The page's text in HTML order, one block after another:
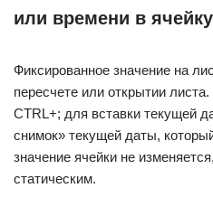
или времени в
Фиксированное значение на
пересчете или открытии
CTRL+; для вставки текущей
снимок» текущей даты,
значение ячейки не
статическим.